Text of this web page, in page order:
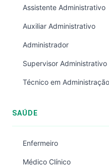
Assistente Administrativo
Auxiliar Administrativo
Administrador
Supervisor Administrativo
Técnico em Administração
SAÚDE
Enfermeiro
Médico Clínico